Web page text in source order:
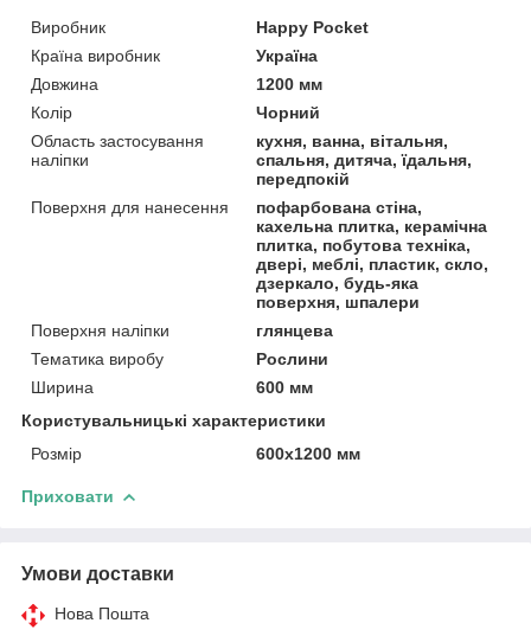
Виробник
Happy Pocket
Країна виробник
Україна
Довжина
1200 мм
Колір
Чорний
Область застосування
наліпки
кухня, ванна, вітальня,
спальня, дитяча, їдальня,
передпокій
Поверхня для нанесення
пофарбована стіна,
кахельна плитка, керамічна
плитка, побутова техніка,
двері, меблі, пластик, скло,
дзеркало, будь-яка
поверхня, шпалери
Поверхня наліпки
глянцева
Тематика виробу
Рослини
Ширина
600 мм
Користувальницькі характеристики
Розмір
600х1200 мм
Приховати
Умови доставки
Нова Пошта